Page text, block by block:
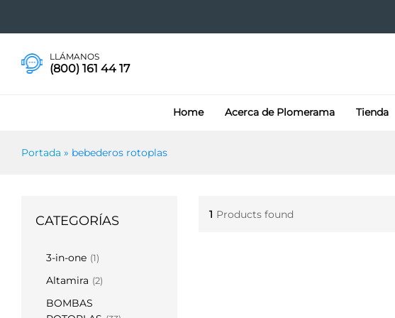
LLÁMANOS
(800) 161 44 17
Home Acerca de Plomerama Tienda
Portada » bebederos rotoplas
1 Products found
CATEGORÍAS
3-in-one (1)
Altamira (2)
BOMBAS